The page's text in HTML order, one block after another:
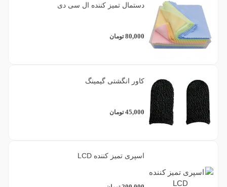
خاکستری (Orchid Gray) 2
زرد 1
ست چند رنگ (پک 5 عددی)
دستمال تمیز کننده ال سی دی
80,000 تومان
کاور انگشتی گیمینگ
45,000 تومان
اسپری تمیز کننده LCD